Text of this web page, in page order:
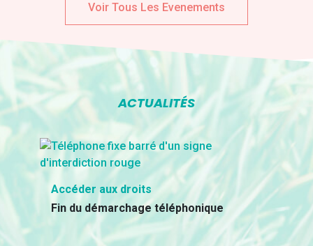
Voir Tous Les Evenements
ACTUALITÉS
Accéder aux droits
Fin du démarchage téléphonique